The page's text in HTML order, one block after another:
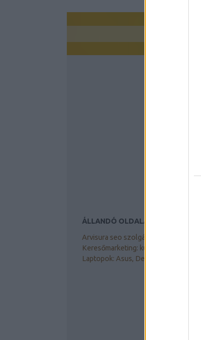
ÁLLANDÓ OLDALAK
Arvisura seo szolgáltatás, tanácsadás
Keresőmarketing: kútvíz fertőtlenítés
Laptopok: Asus, Dell akku töltő